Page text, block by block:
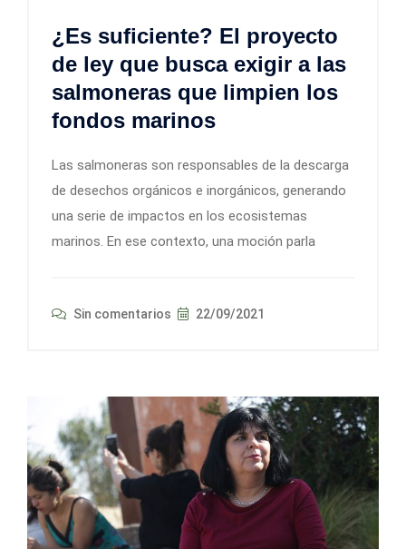
¿Es suficiente? El proyecto
de ley que busca exigir a las
salmoneras que limpien los
fondos marinos
Las salmoneras son responsables de la descarga
de desechos orgánicos e inorgánicos, generando
una serie de impactos en los ecosistemas
marinos. En ese contexto, una moción parla
Sin comentarios 22/09/2021